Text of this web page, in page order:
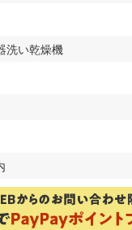
洗い乾燥機